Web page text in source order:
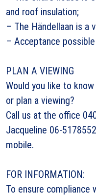
and roof insulation;
– The Händellaan is a
– Acceptance
PLAN A VIEWING
Would you like to
or plan a viewing?
Call us at the office
Jacqueline 06-
mobile.
FOR INFORMATION:
To ensure compliance